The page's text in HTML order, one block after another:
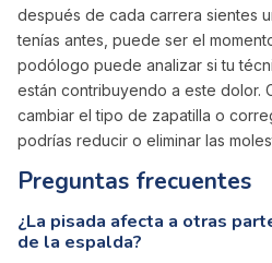
después de cada carrera sientes
tenías antes, puede ser el
podólogo puede analizar si tu
están contribuyendo a este dolor.
cambiar el tipo de zapatilla o
podrías reducir o eliminar las
Preguntas frecuentes
¿La pisada afecta a otras
de la espalda?